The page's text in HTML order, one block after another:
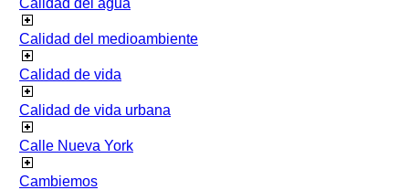
Calidad del agua
Calidad del medioambiente
Calidad de vida
Calidad de vida urbana
Calle Nueva York
Cambiemos